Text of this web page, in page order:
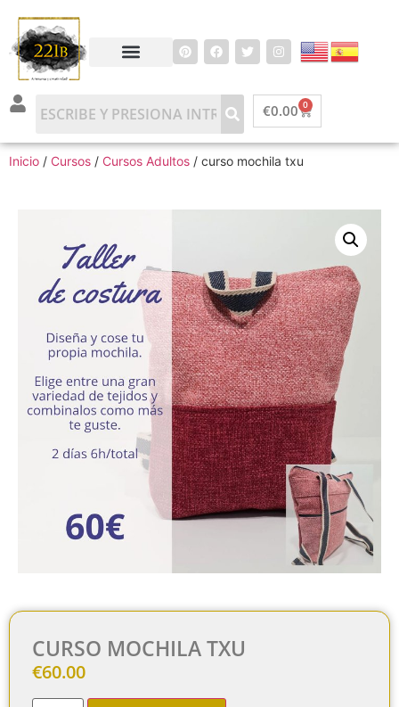
€0.00 0
Inicio / Cursos / Cursos Adultos / curso mochila txu
CURSO MOCHILA TXU
€60.00